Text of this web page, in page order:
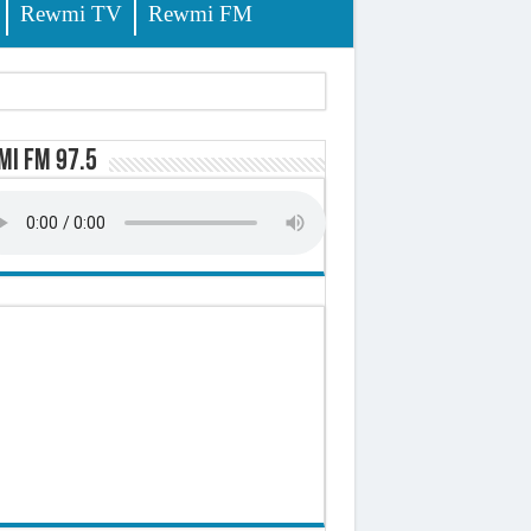
Rewmi TV Rewmi FM
FM 97.5